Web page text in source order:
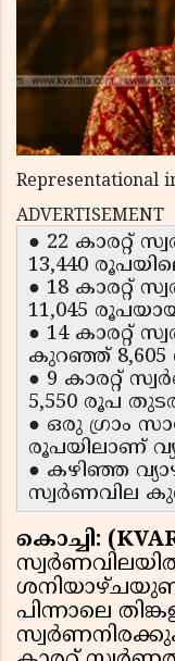
Representational
ADVERTISEMENT
● 22 കാരറ്റ്
13,440
● 18 കാരറ്റ്
11,045
● 14 കാരറ്റ്
കുറഞ്ഞ് 8,605
● 9 കാരറ്റ്
5,550 രൂപ
● ഒരു ഗ്രാം
രൂപയിലാണ്
● കഴിഞ്ഞ
സ്വർണവില
കൊച്ചി:
പിന്നാലെ